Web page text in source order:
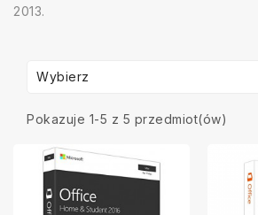
2013.
Wybierz
Pokazuje 1-5 z 5 przedmiot(ów)